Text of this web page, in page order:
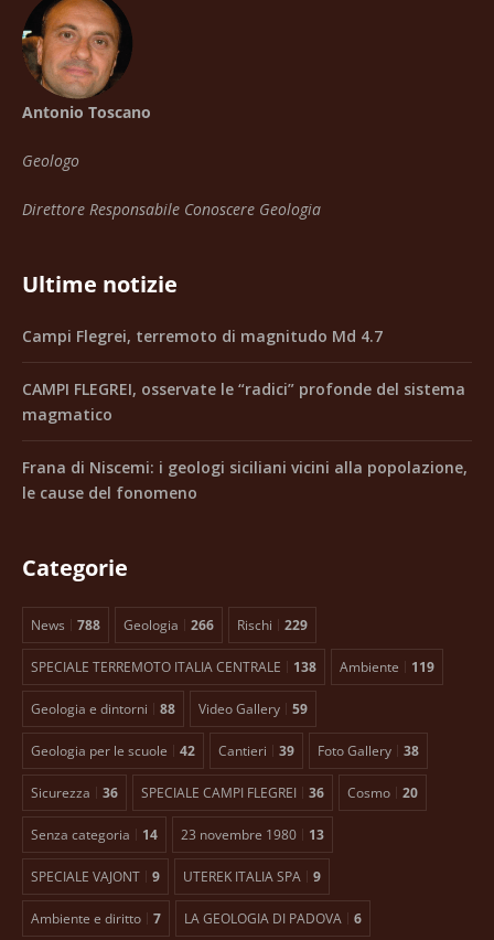
Antonio Toscano
Geologo
Direttore Responsabile Conoscere Geologia
Ultime notizie
Campi Flegrei, terremoto di magnitudo Md 4.7
CAMPI FLEGREI, osservate le “radici” profonde del sistema
magmatico
Frana di Niscemi: i geologi siciliani vicini alla popolazione,
le cause del fonomeno
Categorie
News 788 Geologia 266 Rischi 229
SPECIALE TERREMOTO ITALIA CENTRALE 138 Ambiente 119
Geologia e dintorni 88 Video Gallery 59
Geologia per le scuole 42 Cantieri 39 Foto Gallery 38
Sicurezza 36 SPECIALE CAMPI FLEGREI 36 Cosmo 20
Senza categoria 14 23 novembre 1980 13
SPECIALE VAJONT 9 UTEREK ITALIA SPA 9
Ambiente e diritto 7 LA GEOLOGIA DI PADOVA 6